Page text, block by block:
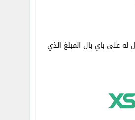
على باي بال المبلغ الذي